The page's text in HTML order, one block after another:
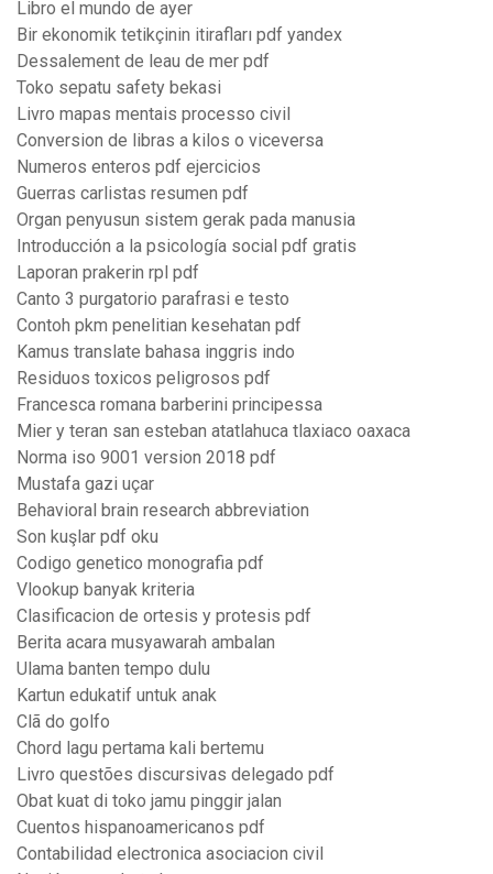
Libro el mundo de ayer
Bir ekonomik tetikçinin itirafları pdf yandex
Dessalement de leau de mer pdf
Toko sepatu safety bekasi
Livro mapas mentais processo civil
Conversion de libras a kilos o viceversa
Numeros enteros pdf ejercicios
Guerras carlistas resumen pdf
Organ penyusun sistem gerak pada manusia
Introducción a la psicología social pdf gratis
Laporan prakerin rpl pdf
Canto 3 purgatorio parafrasi e testo
Contoh pkm penelitian kesehatan pdf
Kamus translate bahasa inggris indo
Residuos toxicos peligrosos pdf
Francesca romana barberini principessa
Mier y teran san esteban atatlahuca tlaxiaco oaxaca
Norma iso 9001 version 2018 pdf
Mustafa gazi uçar
Behavioral brain research abbreviation
Son kuşlar pdf oku
Codigo genetico monografia pdf
Vlookup banyak kriteria
Clasificacion de ortesis y protesis pdf
Berita acara musyawarah ambalan
Ulama banten tempo dulu
Kartun edukatif untuk anak
Clã do golfo
Chord lagu pertama kali bertemu
Livro questões discursivas delegado pdf
Obat kuat di toko jamu pinggir jalan
Cuentos hispanoamericanos pdf
Contabilidad electronica asociacion civil